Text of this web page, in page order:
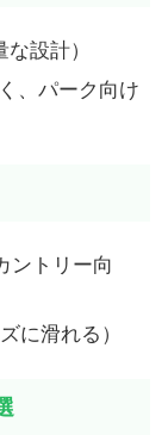
設計）
、パーク向け
ントリー向
に滑れる）